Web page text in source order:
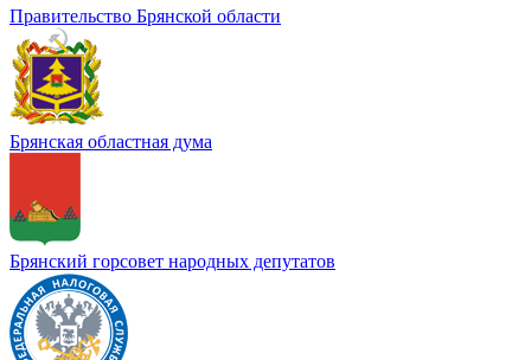
Правительство Брянской области
Брянская областная дума
Брянский горсовет народных депутатов